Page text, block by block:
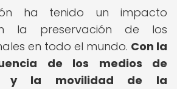
ha tenido un impacto
la preservación de los
en todo el mundo. Con la
de los medios de
y la movilidad de la